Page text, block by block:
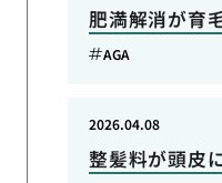
肥満解消が育
AGA
整髪料が頭皮
2026.04.08